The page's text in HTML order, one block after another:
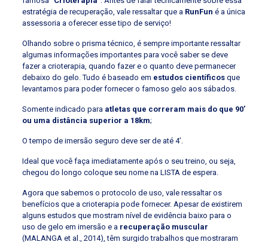
estratégia de recuperação, vale ressaltar que a RunFun é a única
assessoria a oferecer esse tipo de serviço!
Olhando sobre o prisma técnico, é sempre importante ressaltar
algumas informações importantes para você saber se deve
fazer a crioterapia, quando fazer e o quanto deve permanecer
debaixo do gelo. Tudo é baseado em estudos científicosque
levantamos para poder fornecer o famoso gelo aos sábados.
Somente indicado para atletas que correram mais do que 90’
ou uma distância superior a 18km;
O tempo de imersão seguro deve ser de até 4’.
Ideal que você faça imediatamente após o seu treino, ou seja,
chegou do longo coloque seu nome na LISTA de espera.
Agora que sabemos o protocolo de uso, vale ressaltar os
benefícios que a crioterapia pode fornecer. Apesar de existirem
alguns estudos que mostram nível de evidência baixo para o
uso de gelo em imersão e a recuperação muscular
(MALANGA et al., 2014), têm surgido trabalhos que mostraram